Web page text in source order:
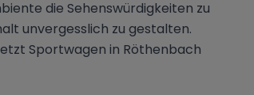
die Sehenswürdigkeiten zu
unvergesslich zu gestalten.
Sportwagen in Röthenbach